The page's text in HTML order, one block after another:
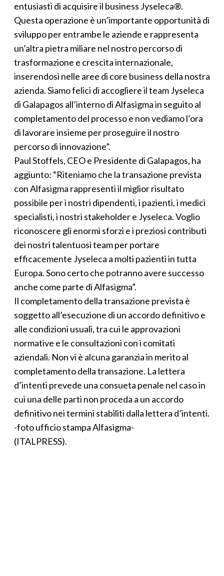
entusiasti di acquisire il business Jyseleca®.
Questa operazione è un’importante opportunità di
sviluppo per entrambe le aziende e rappresenta
un’altra pietra miliare nel nostro percorso di
trasformazione e crescita internazionale,
inserendosi nelle aree di core business della nostra
azienda. Siamo felici di accogliere il team Jyseleca
di Galapagos all’interno di Alfasigma in seguito al
completamento del processo e non vediamo l’ora
di lavorare insieme per proseguire il nostro
percorso di innovazione”.
Paul Stoffels, CEO e Presidente di Galapagos, ha
aggiunto: “Riteniamo che la transazione prevista
con Alfasigma rappresenti il miglior risultato
possibile per i nostri dipendenti, i pazienti, i medici
specialisti, i nostri stakeholder e Jyseleca. Voglio
riconoscere gli enormi sforzi e i preziosi contributi
dei nostri talentuosi team per portare
efficacemente Jyseleca a molti pazienti in tutta
Europa. Sono certo che potranno avere successo
anche come parte di Alfasigma”.
Il completamento della transazione prevista è
soggetto all’esecuzione di un accordo definitivo e
alle condizioni usuali, tra cui le approvazioni
normative e le consultazioni con i comitati
aziendali. Non vi è alcuna garanzia in merito al
completamento della transazione. La lettera
d’intenti prevede una consueta penale nel caso in
cui una delle parti non proceda a un accordo
definitivo nei termini stabiliti dalla lettera d’intenti.
-foto ufficio stampa Alfasigma-
(ITALPRESS).